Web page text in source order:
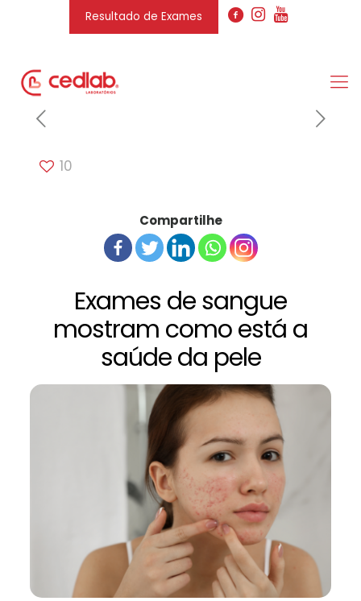
Resultado de Exames
10
Compartilhe
Exames de sangue
mostram como está a
saúde da pele